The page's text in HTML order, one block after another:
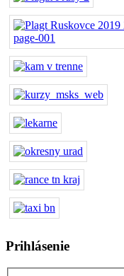
Prihlásenie